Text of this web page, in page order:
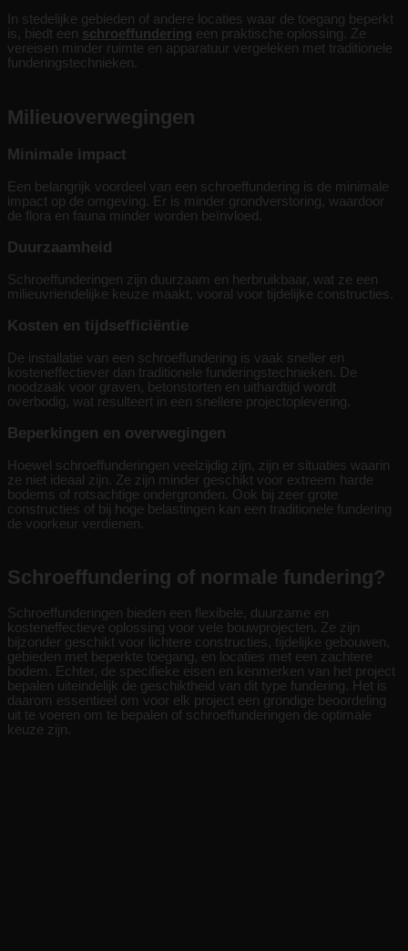
In stedelijke gebieden of andere locaties waar de toegang beperkt
is, biedt een schroeffundering een praktische oplossing. Ze
vereisen minder ruimte en apparatuur vergeleken met traditionele
funderingstechnieken.
Milieuoverwegingen
Minimale impact
Een belangrijk voordeel van een schroeffundering is de minimale
impact op de omgeving. Er is minder grondverstoring, waardoor
de flora en fauna minder worden beïnvloed.
Duurzaamheid
Schroeffunderingen zijn duurzaam en herbruikbaar, wat ze een
milieuvriendelijke keuze maakt, vooral voor tijdelijke constructies.
Kosten en tijdsefficiëntie
De installatie van een schroeffundering is vaak sneller en
kosteneffectiever dan traditionele funderingstechnieken. De
noodzaak voor graven, betonstorten en uithardtijd wordt
overbodig, wat resulteert in een snellere projectoplevering.
Beperkingen en overwegingen
Hoewel schroeffunderingen veelzijdig zijn, zijn er situaties waarin
ze niet ideaal zijn. Ze zijn minder geschikt voor extreem harde
bodems of rotsachtige ondergronden. Ook bij zeer grote
constructies of bij hoge belastingen kan een traditionele fundering
de voorkeur verdienen.
Schroeffundering of normale fundering?
Schroeffunderingen bieden een flexibele, duurzame en
kosteneffectieve oplossing voor vele bouwprojecten. Ze zijn
bijzonder geschikt voor lichtere constructies, tijdelijke gebouwen,
gebieden met beperkte toegang, en locaties met een zachtere
bodem. Echter, de specifieke eisen en kenmerken van het project
bepalen uiteindelijk de geschiktheid van dit type fundering. Het is
daarom essentieel om voor elk project een grondige beoordeling
uit te voeren om te bepalen of schroeffunderingen de optimale
keuze zijn.